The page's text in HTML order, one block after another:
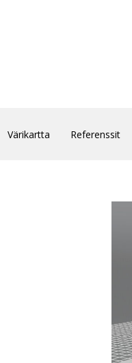
Värikartta Referenssit